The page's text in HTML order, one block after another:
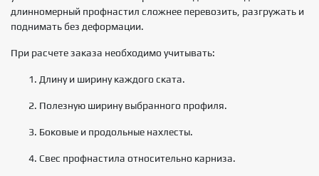
длинномерный профнастил сложнее перевозить, разгружать и
поднимать без деформации.
При расчете заказа необходимо учитывать:
Длину и ширину каждого ската.
Полезную ширину выбранного профиля.
Боковые и продольные нахлесты.
Свес профнастила относительно карниза.